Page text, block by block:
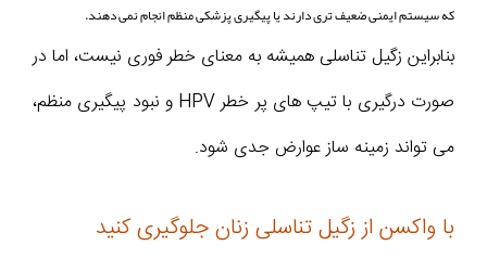
که سیستم ایمنی ضعیف تری دارند یا پیگیری پزشکی منظم انجام نمی دهند.
بنابراین زگیل تناسلی همیشه به معنای خطر فوری نیست، اما در
صورت درگیری با تیپ های پر خطر HPV و نبود پیگیری منظم،
می تواند زمینه ساز عوارض جدی شود.
با واکسن از زگیل تناسلی زنان جلوگیری کنید